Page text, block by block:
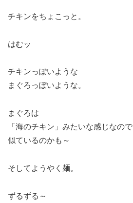
チキンをちょこっと。
はむッ
チキンっぽいような
まぐろっぽいような。
まぐろは
「海のチキン」みたいな感じなので
似ているのかも～
そしてようやく麺。
ずるずる～